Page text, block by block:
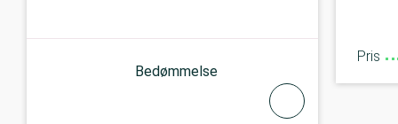
Bedømmelse
Pris